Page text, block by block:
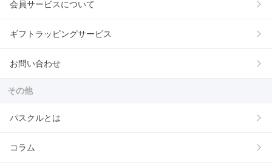
会員サービスについて
ギフトラッピングサービス
お問い合わせ
その他
パスクルとは
コラム